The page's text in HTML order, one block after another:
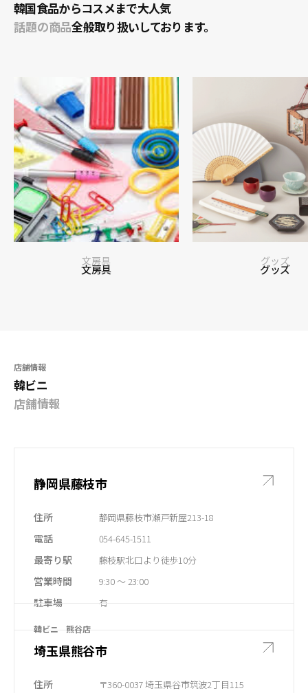
韓国食品からコスメまで大人気
話題の商品全般取り扱いしております。
文房具
文房具
グッズ
グッズ
店舗情報
韓ビニ
店舗情報
静岡県藤枝市
住所 静岡県藤枝市瀬戸新屋213-18
電話 054-645-1511
最寄り駅 藤枝駅北口より徒歩10分
​営業時間 9:30 ～ 23:00
​駐車場 有
韓ビニ 熊谷店
埼玉県熊谷市
住所
〒360-0037 埼玉県谷市筑波2丁目115